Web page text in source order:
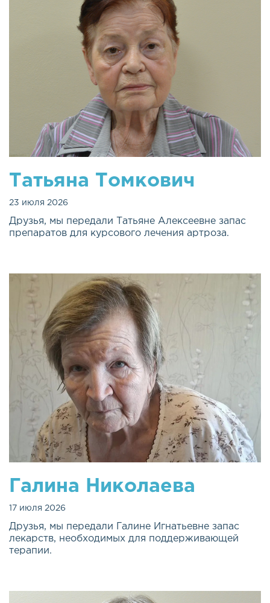
Татьяна Томкович
23 июля 2026
Друзья, мы передали Татьяне Алексеевне запас
препаратов для курсового лечения артроза.
Галина Николаева
17 июля 2026
Друзья, мы передали Галине Игнатьевне запас
лекарств, необходимых для поддерживающей
терапии.